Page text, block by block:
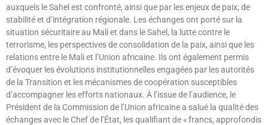
auxquels le Sahel est confronté, ainsi que par les enjeux de paix, de
stabilité et d’intégration régionale. Les échanges ont porté sur la
situation sécuritaire au Mali et dans le Sahel, la lutte contre le
terrorisme, les perspectives de consolidation de la paix, ainsi que les
relations entre le Mali et l’Union africaine. Ils ont également permis
d’évoquer les évolutions institutionnelles engagées par les autorités
de la Transition et les mécanismes de coopération susceptibles
d’accompagner les efforts nationaux. À l’issue de l’audience, le
Président de la Commission de l’Union africaine a salué la qualité des
échanges avec le Chef de l’État, les qualifiant de « francs, approfondis